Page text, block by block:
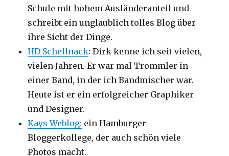
Schule mit hohem Ausländeranteil und
schreibt ein unglaublich tolles Blog über
ihre Sicht der Dinge.
HD Schellnack: Dirk kenne ich seit vielen,
vielen Jahren. Er war mal Trommler in
einer Band, in der ich Bandmischer war.
Heute ist er ein erfolgreicher Graphiker
und Designer.
Kays Weblog: ein Hamburger
Bloggerkollege, der auch schön viele
Photos macht.